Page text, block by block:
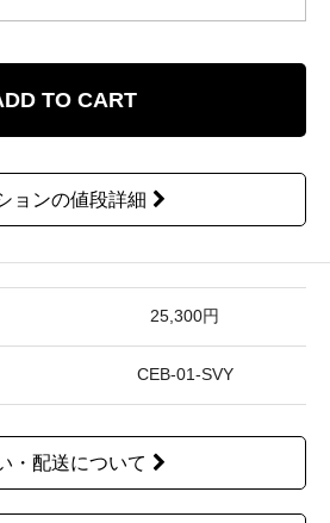
TO CART
ョンの値段詳細
25,300円
CEB-01-SVY
・配送について